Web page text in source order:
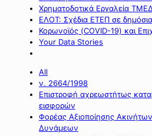
Χρηματοδοτικά Εργαλεία
ΕΛΟΤ: Σχέδια ΕΤΕΠ σε
Κορωνοϊός (COVID-19) και
Your Data Stories
All
ν. 2664/1998
Επιστροφή αχρεωστήτως
εισφορών
Φορέας Αξιοποίησης
Δυνάμεων